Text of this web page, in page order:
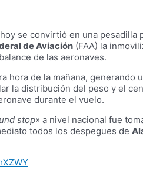
se convirtió en una pesadilla
de Aviación (FAA) la
de las aeronaves.
hora de la mañana,
la distribución del peso y el
durante el vuelo.
stop» a nivel nacional fue
todos los despegues de